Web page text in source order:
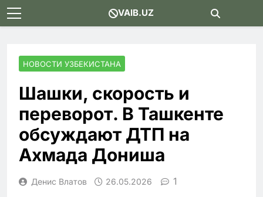
Skip
to
VAIB.UZ
НОВОСТИ УЗБЕКИСТАНА
Шашки, скорость и
переворот. В Ташкенте
обсуждают ДТП на
Ахмада Дониша
Денис Влатов 26.05.2026 1